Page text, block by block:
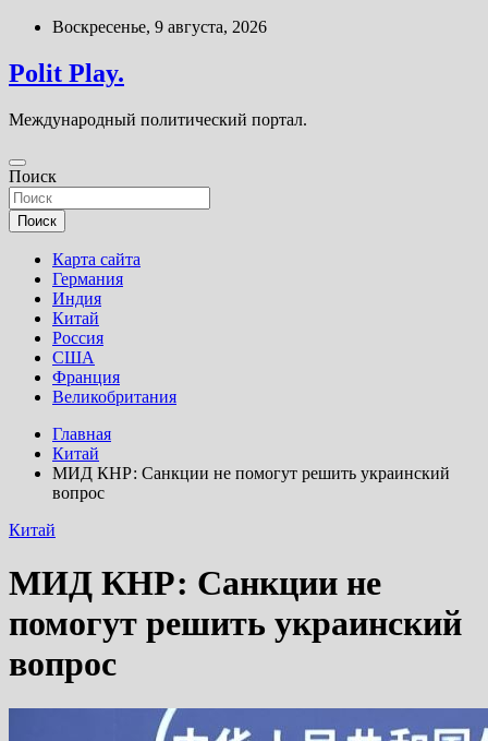
Перейти
содержимому
Воскресенье, 9 августа, 2026
Polit Play.
Международный политический портал.
Поиск
Поиск
Карта сайта
Германия
Индия
Китай
Россия
США
Франция
Великобритания
Главная
Китай
МИД КНР: Санкции не помогут решить украинский
вопрос
Китай
МИД КНР: Санкции не
помогут решить украинский
вопрос